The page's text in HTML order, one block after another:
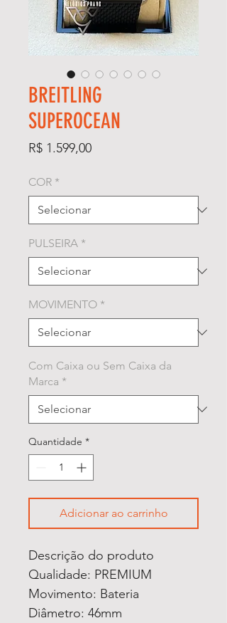
BREITLING
SUPEROCEAN
R$ 1.599,00Preço
COR *
PULSEIRA *
MOVIMENTO *
Com Caixa ou Sem Caixa da
Marca *
Quantidade *
Adicionar ao carrinho
Descrição do produto
Qualidade: PREMIUM
Movimento: Bateria
Diâmetro: 46mm